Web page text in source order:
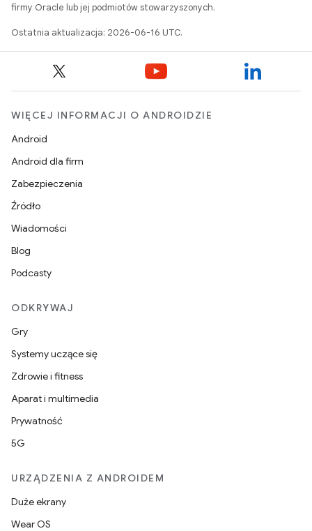
firmy Oracle lub jej podmiotów stowarzyszonych.
Ostatnia aktualizacja: 2026-06-16 UTC.
WIĘCEJ INFORMACJI O ANDROIDZIE
Android
Android dla firm
Zabezpieczenia
Źródło
Wiadomości
Blog
Podcasty
ODKRYWAJ
Gry
Systemy uczące się
Zdrowie i fitness
Aparat i multimedia
Prywatność
5G
URZĄDZENIA Z ANDROIDEM
Duże ekrany
Wear OS